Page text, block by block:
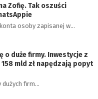
Zofię. Tak oszuści
osoby zapisanej w…
o duże firmy. Inwestycje z
mld zł napędzają popyt
dużych firm…